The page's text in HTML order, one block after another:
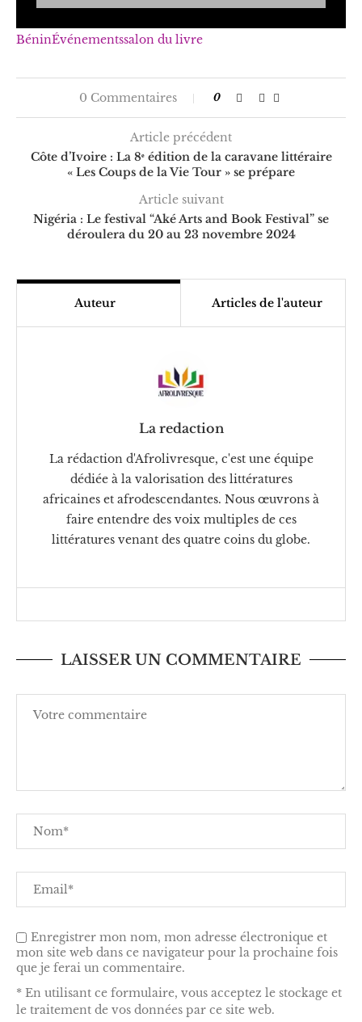
BéninÉvénementssalon du livre
0 Commentaires 0
Article précédent
Côte d’Ivoire : La 8ᵉ édition de la caravane littéraire
« Les Coups de la Vie Tour » se prépare
Article suivant
Nigéria : Le festival “Aké Arts and Book Festival” se
déroulera du 20 au 23 novembre 2024
Auteur Articles de l'auteur
La redaction
La rédaction d'Afrolivresque, c'est une équipe
dédiée à la valorisation des littératures
africaines et afrodescendantes. Nous œuvrons à
faire entendre des voix multiples de ces
littératures venant des quatre coins du globe.
LAISSER UN COMMENTAIRE
Enregistrer mon nom, mon adresse électronique et
mon site web dans ce navigateur pour la prochaine fois
que je ferai un commentaire.
* En utilisant ce formulaire, vous acceptez le stockage et
le traitement de vos données par ce site web.